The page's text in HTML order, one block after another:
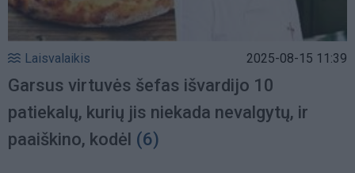
Laisvalaikis 2025-08-15 11:39
Garsus virtuvės šefas išvardijo 10
patiekalų, kurių jis niekada nevalgytų, ir
paaiškino, kodėl (6)